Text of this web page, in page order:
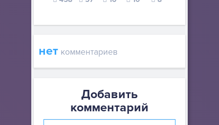
нет комментариев
Добавить
комментарий